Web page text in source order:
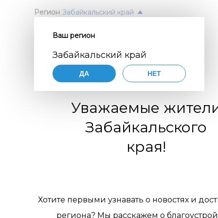
Регион Забайкальский край
Ваш регион
Забайкальский край
ДА НЕТ
Уважаемые
Забайкальского
края!
Хотите первыми узнавать о новостях и
региона? Мы расскажем о
Нажимая
по
Цели
1.